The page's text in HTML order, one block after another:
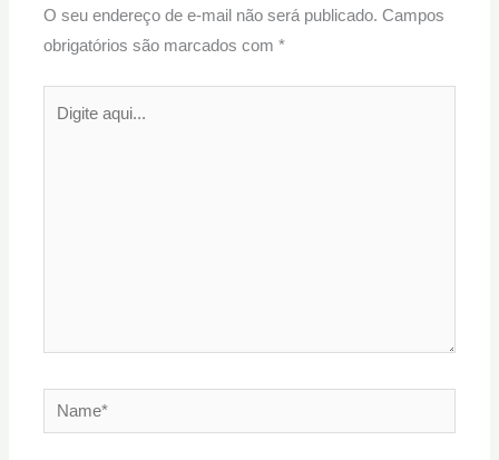
O seu endereço de e-mail não será publicado. Campos
obrigatórios são marcados com*
Name*